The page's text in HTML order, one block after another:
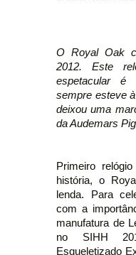
O Royal Oak
2012. Este
espetacular é
sempre esteve
deixou uma
da Audemars
Primeiro
história, o
lenda. Para
com a
manufatura de
no SIHH
Esqueletizado